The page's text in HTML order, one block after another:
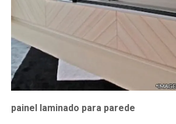
painel laminado para parede